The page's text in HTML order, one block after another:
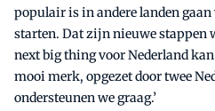
populair is in andere landen gaan
starten. Dat zijn nieuwe stappen
next big thing voor Nederland
mooi merk, opgezet door twee
ondersteunen we graag.’